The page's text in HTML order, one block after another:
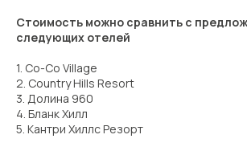
Стоимость можно сравнить с
следующих отелей
1. Co-Co Village
2. Country Hills Resort
3. Долина 960
4. Бланк Хилл
5. Кантри Хиллс Резорт